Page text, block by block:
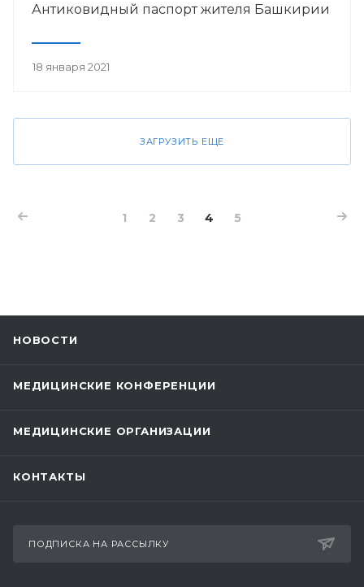
Антиковидный паспорт жителя Башкирии
18 января 2021
ЗАГРУЗИТЬ ЕЩЕ
1 2 3 4 5
НОВОСТИ
МЕДИЦИНСКИЕ КОНФЕРЕНЦИИ
МЕДИЦИНСКИЕ ОРГАНИЗАЦИИ
КОНТАКТЫ
ПОДПИСКА НА РАССЫЛКУ